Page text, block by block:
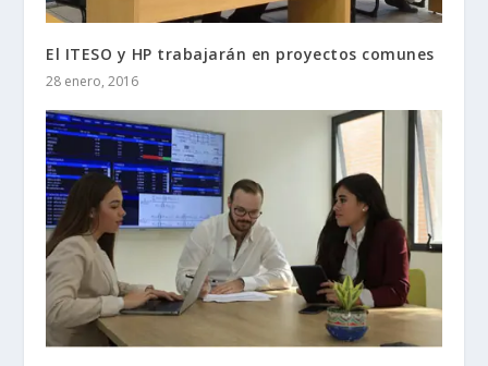
El ITESO y HP trabajarán en proyectos comunes
28 enero, 2016